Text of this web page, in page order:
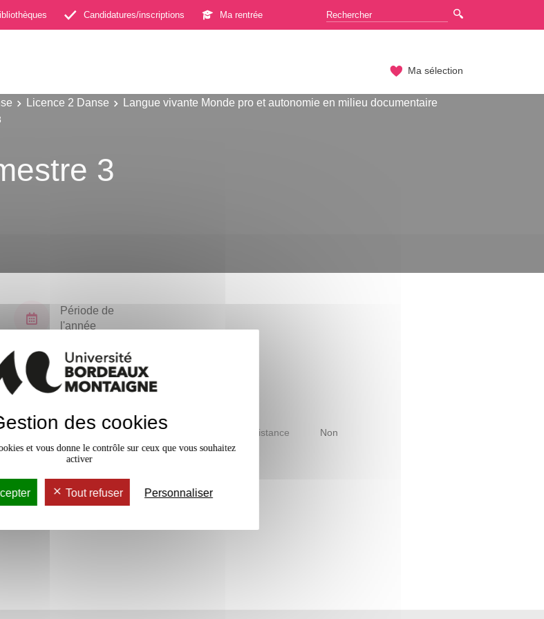
Candidatures/inscriptions Ma rentrée
Ma sélection
Licence 2 Danse
Langue vivante Monde pro et autonomie en milieu documentaire
3
Période de
l'année
Accessible à distance Non
des cookies
et vous donne le contrôle sur ceux que vous souhaitez
activer
Tout refuser Personnaliser